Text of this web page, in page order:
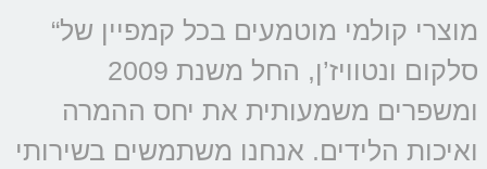
“מוצרי קולמי מוטמעים בכל קמפיין של
סלקום ונטוויז’ן, החל משנת 2009
ומשפרים משמעותית את יחס ההמרה
ואיכות הלידים. אנחנו משתמשים בשירותי